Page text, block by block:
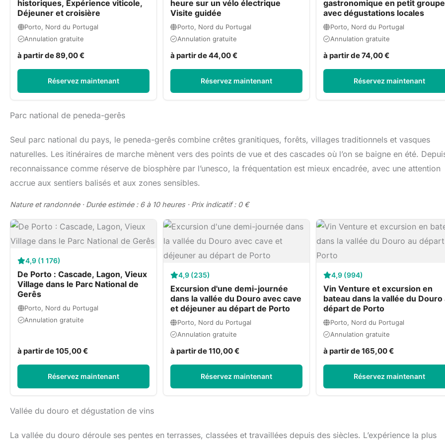
historiques, Expérience viticole,
Déjeuner et croisière
Porto, Nord du Portugal
Annulation gratuite
à partir de 89,00 €
Réservez maintenant
heure sur un vélo électrique
Visite guidée
Porto, Nord du Portugal
Annulation gratuite
à partir de 44,00 €
Réservez maintenant
gastronomique en petit groupe
avec dégustations locales
Porto, Nord du Portugal
Annulation gratuite
à partir de 74,00 €
Réservez maintenant
Parc national de peneda-gerês
Seul parc national du pays, le peneda-gerês combine crêtes granitiques, forêts, villages traditionnels et vasques
naturelles. Les itinéraires de marche mènent vers des points de vue et des cascades où l’on se baigne en été.
reconnaissance comme réserve de biosphère par l’unesco, la fréquentation est mieux encadrée, avec une attention
accrue aux sentiers balisés et aux zones sensibles.
Nature et randonnée · Durée estimée : 6 à 10 heures · Prix indicatif : 0 €
4,9 (1 176)
De Porto : Cascade, Lagon, Vieux
Village dans le Parc National de
Gerês
Porto, Nord du Portugal
Annulation gratuite
à partir de 105,00 €
Réservez maintenant
4,9 (235)
Excursion d'une demi-journée
dans la vallée du Douro avec cave
et déjeuner au départ de Porto
Porto, Nord du Portugal
Annulation gratuite
à partir de 110,00 €
Réservez maintenant
4,9 (994)
Vin Venture et excursion en
bateau dans la vallée du Douro
départ de Porto
Porto, Nord du Portugal
Annulation gratuite
à partir de 165,00 €
Réservez maintenant
Vallée du douro et dégustation de vins
La vallée du douro déroule ses pentes en terrasses, classées et travaillées depuis des siècles. L’expérience la plus